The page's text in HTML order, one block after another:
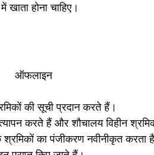
होना चाहिए।
ऑफलाइन
की सूची प्रदान करते हैं।
करते हैं और शौचालय विहीन
का पंजीकरण नवीनीकृत करता